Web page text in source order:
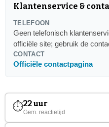
Klantenservice &
TELEFOON
Geen telefonisch
officiële site; gebruik de
CONTACT
Officiële contactpagina
⏱22 uur
Gem. reactietijd